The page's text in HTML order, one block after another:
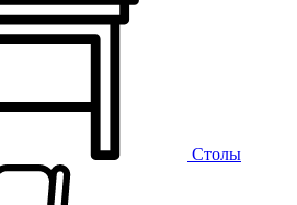
Столы